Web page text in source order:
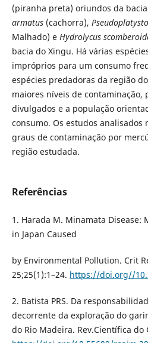
(piranha preta) oriundos da
armatus(cachorra),
Malhado) e Hydrolycus
bacia do Xingu. Há várias
impróprios para um consumo
espécies predadoras da região
maiores níveis de contaminação,
divulgados e a população
consumo. Os estudos
graus de contaminação por
região estudada.
Referências
1. Harada M. Minamata Disease:
in Japan Caused
by Environmental Pollution. Crit
25;25(1):1–24. https://doi.org//
2. Batista PRS. Da
decorrente da exploração do
do Rio Madeira. Rev.Científica do